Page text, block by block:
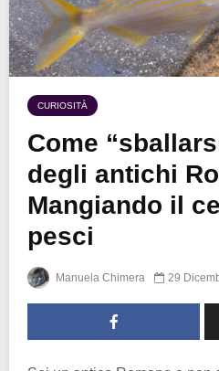
CURIOSITÀ
Come
degli antichi
Mangiando il
pesci
Manuela Chimera 29